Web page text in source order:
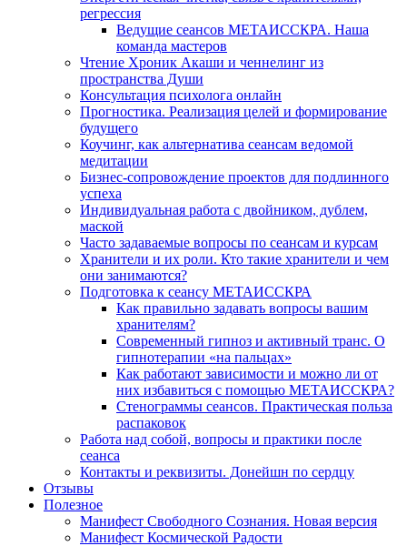
регрессия
Ведущие сеансов МЕТАИССКРА. Наша
команда мастеров
Чтение Хроник Акаши и ченнелинг из
пространства Души
Консультация психолога онлайн
Прогностика. Реализация целей и формирование
будущего
Коучинг, как альтернатива сеансам ведомой
медитации
Бизнес-сопровождение проектов для подлинного
успеха
Индивидуальная работа с двойником, дублем,
маской
Часто задаваемые вопросы по сеансам и курсам
Хранители и их роли. Кто такие хранители и чем
они занимаются?
Подготовка к сеансу МЕТАИССКРА
Как правильно задавать вопросы вашим
хранителям?
Современный гипноз и активный транс. О
гипнотерапии «на пальцах»
Как работают зависимости и можно ли от
них избавиться с помощью МЕТАИССКРА?
Стенограммы сеансов. Практическая польза
распаковок
Работа над собой, вопросы и практики после
сеанса
Контакты и реквизиты. Донейшн по сердцу
Отзывы
Полезное
Манифест Свободного Сознания. Новая версия
Манифест Космической Радости